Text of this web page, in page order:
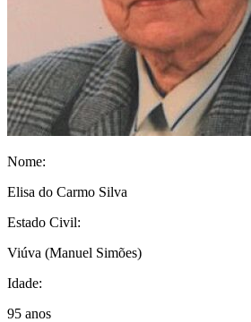
Nome:
Elisa do Carmo Silva
Estado Civil:
Viúva (Manuel Simões)
Idade:
95 anos